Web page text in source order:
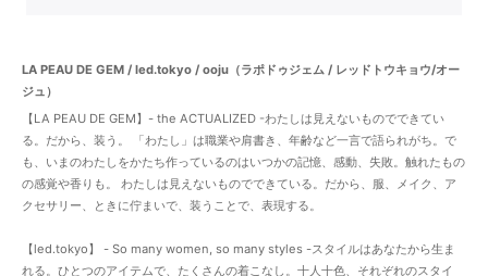
LA PEAU DE GEM / led.tokyo / ooju（ラポドゥジェム / レッドトウキョウ/オー
ジュ）
【LA PEAU DE GEM】- the ACTUALIZED -わたしは見えないものでできてい
る。だから、装う。 「わたし」は職業や肩書き、年齢など一言で語られがち。で
も、いまのわたしをかたち作っているのはいつかの記憶、感動、失敗。触れたもの
の感覚や香りも。 わたしは見えないものでできている。だから、服、メイク、ア
クセサリー、ときに佇まいで、装うことで、表現する。
【led.tokyo】 - So many women, so many styles -スタイルはあなたから生ま
れる。ひとつのアイテムで、たくさんの着こなし。十人十色、それぞれのスタイ